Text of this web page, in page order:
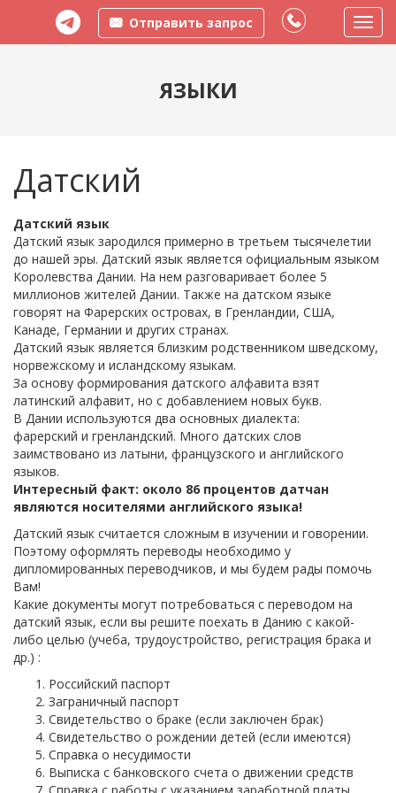
Отправить запрос
меню
ЯЗЫКИ
Датский
Датский язык
Датский язык зародился примерно в третьем тысячелетии
до нашей эры. Датский язык является официальным языком
Королевства Дании. На нем разговаривает более 5
миллионов жителей Дании. Также на датском языке
говорят на Фарерских островах, в Гренландии, США,
Канаде, Германии и других странах.
Датский язык является близким родственником шведскому,
норвежскому и исландскому языкам.
За основу формирования датского алфавита взят
латинский алфавит, но с добавлением новых букв.
В Дании используются два основных диалекта:
фарерский и гренландский. Много датских слов
заимствовано из латыни, французского и английского
языков.
Интересный факт: около 86 процентов датчан
являются носителями английского языка!
Датский язык считается сложным в изучении и говорении.
Поэтому оформлять переводы необходимо у
дипломированных переводчиков, и мы будем рады помочь
Вам!
Какие документы могут потребоваться с переводом на
датский язык, если вы решите поехать в Данию с какой-
либо целью (учеба, трудоустройство, регистрация брака и
др.) :
Российский паспорт
Заграничный паспорт
Свидетельство о браке (если заключен брак)
Свидетельство о рождении детей (если имеются)
Справка о несудимости
Выписка с банковского счета о движении средств